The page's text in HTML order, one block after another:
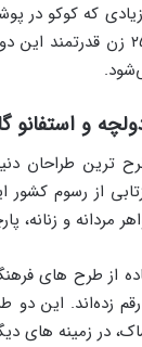
زیادی که کوکو در
دهه و جز ۲۵ زن
و استفانو
ترین طراحان
مردانه و
از طرح های
در زمینه های